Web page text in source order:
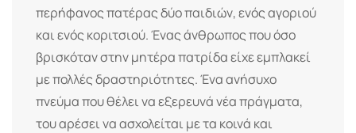
περήφανος πατέρας δύο παιδιών, ενός αγοριού
και ενός κοριτσιού. Ένας άνθρωπος που όσο
βρισκόταν στην μητέρα πατρίδα είχε εμπλακεί
με πολλές δραστηριότητες. Ένα ανήσυχο
πνεύμα που θέλει να εξερευνά νέα πράγματα,
του αρέσει να ασχολείται με τα κοινά και